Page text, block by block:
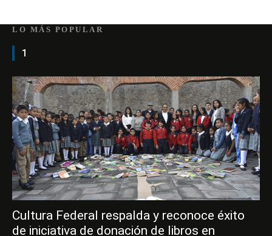
LO MÁS POPULAR
1
Cultura Federal respalda y reconoce éxito
de iniciativa de donación de libros en